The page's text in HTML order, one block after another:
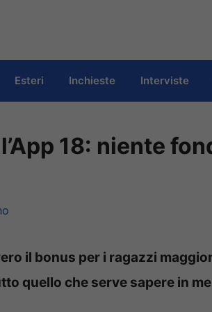
Esteri Inchieste Interviste
18: niente
il bonus per i ragazzi
quello che serve sapere in